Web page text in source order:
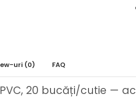
uri (0) FAQ
20 bucăți/cutie —